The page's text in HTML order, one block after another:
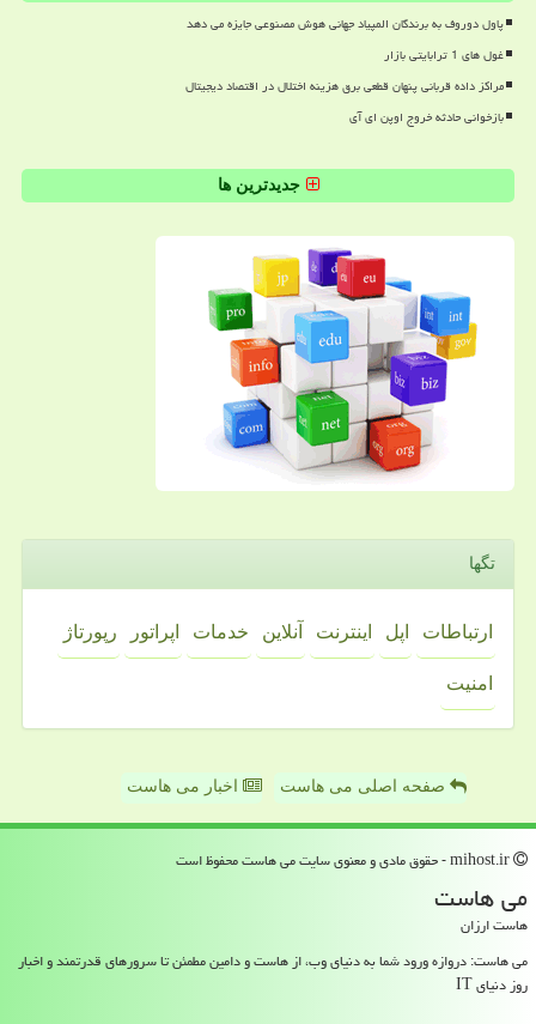
پاول دوروف به برندگان المپیاد جهانی هوش مصنوعی جایزه می دهد
غول های 1 ترابایتی بازار
مراکز داده قربانی پنهان قطعی برق هزینه اختلال در اقتصاد دیجیتال
بازخوانی حادثه خروج اوپن ای آی
جدیدترین ها
تگها
ارتباطات اپل اینترنت آنلاین خدمات اپراتور رپورتاژ
امنیت
صفحه اصلی می هاست اخبار می هاست
می هاست
هاست ارزان
می هاست: دروازه ورود شما به دنیای وب، از هاست و دامین مطمئن تا سرورهای قدرتمند و اخبار
روز دنیای IT